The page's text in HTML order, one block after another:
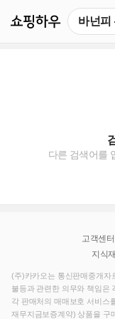
다른 검색어를
고객센터
지식
(주)카카오는 통신판매중개자
불등과 관련한 의무와 책임은
각 판매처의 매매보호 서비스
재무지금보증계약) 상품을 구